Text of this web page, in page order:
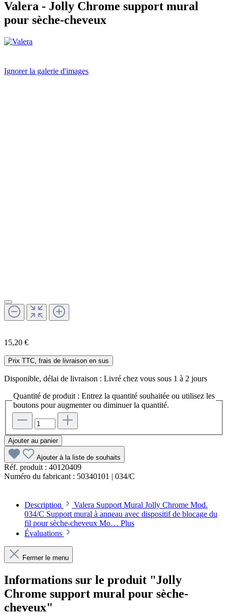
Valera - Jolly Chrome support mural
pour sèche-cheveux
Ignorer la galerie d'images
15,20 €
Prix TTC, frais de livraison en sus
Disponible, délai de livraison : Livré chez vous sous 1 à 2 jours
Quantité de produit : Entrez la quantité souhaitée ou utilisez les
boutons pour augmenter ou diminuer la quantité.
Ajouter au panier
Ajouter à la liste de souhaits
Réf. produit : 40120409
Numéro du fabricant : 50340101 | 034/C
Description
Valera Support Mural Jolly Chrome Mod.
034/C Support mural à anneau avec dispositif de blocage du
fil pour sèche-cheveux Mo… Plus
Évaluations
Fermer le menu
Informations sur le produit "Jolly
Chrome support mural pour sèche-
cheveux"